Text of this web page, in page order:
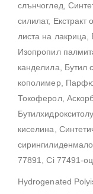
слънчоглед,
силилат,
листа на
Изопропил
канделила, Бутил
кополимер,
Токоферол,
киселина,
77891, Ci 77491-
Hydrogenated